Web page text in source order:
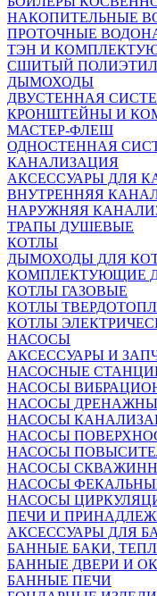
НАКОПИТЕЛЬНЫЕ
ПРОТОЧНЫЕ
ТЭН И
СШИТЫЙ
ДЫМОХОДЫ
ДВУСТЕННАЯ
КРОНШТЕЙНЫ И
МАСТЕР-ФЛЕШ
ОДНОСТЕННАЯ
КАНАЛИЗАЦИЯ
АКСЕССУАРЫ ДЛЯ
ВНУТРЕННЯЯ
НАРУЖНЯЯ
ТРАПЫ ДУШЕВЫЕ
КОТЛЫ
ДЫМОХОДЫ ДЛЯ
КОМПЛЕКТУЮЩИЕ
КОТЛЫ ГАЗОВЫЕ
КОТЛЫ
КОТЛЫ
НАСОСЫ
АКСЕССУАРЫ И
НАСОСНЫЕ
НАСОСЫ
НАСОСЫ
НАСОСЫ
НАСОСЫ
НАСОСЫ
НАСОСЫ
НАСОСЫ
НАСОСЫ
ПЕЧИ И
АКСЕССУАРЫ ДЛЯ
БАННЫЕ БАКИ,
БАННЫЕ ДВЕРИ И
БАННЫЕ ПЕЧИ